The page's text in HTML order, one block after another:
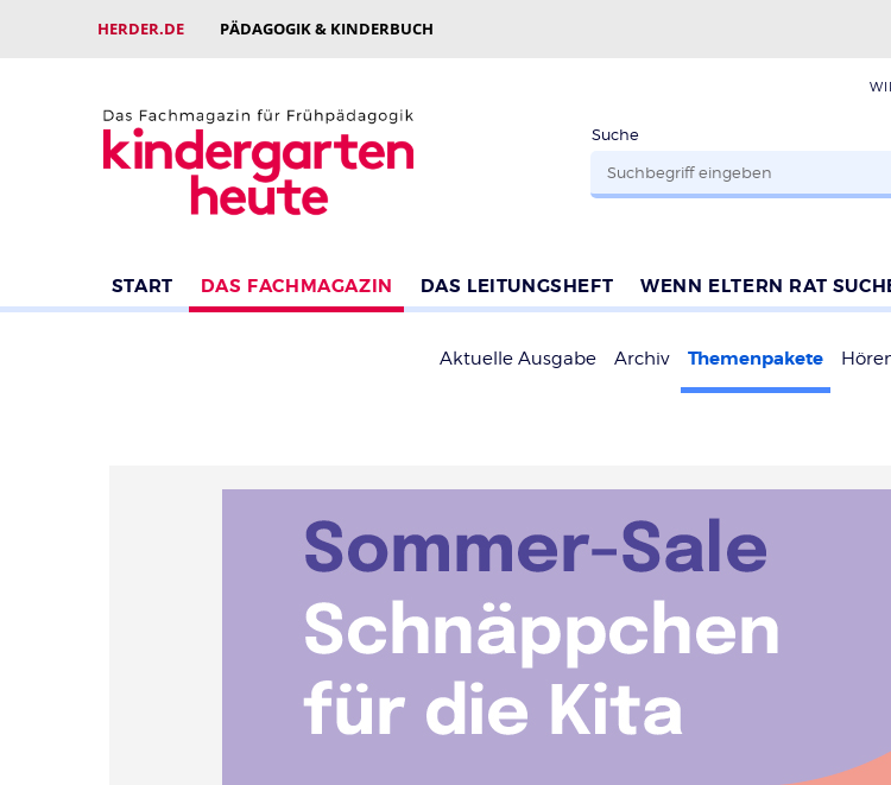
HERDER.DE PÄDAGOGIK & KINDERBUCH
Suche
START DAS FACHMAGAZIN DAS LEITUNGSHEFT WENN ELTERN RAT
Aktuelle Ausgabe Archiv Themenpakete